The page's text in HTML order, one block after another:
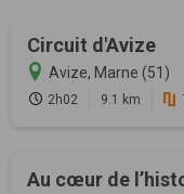
Circuit d'Avize
Avize, Marne (51)
2h02 9.1 km
Au cœur de